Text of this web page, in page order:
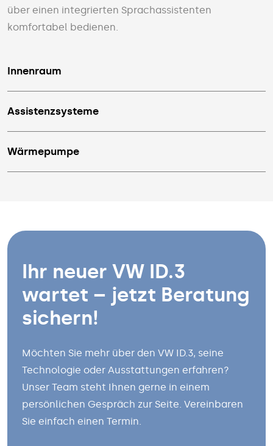
über einen integrierten Sprach­assistenten
komfortabel bedienen.
Innenraum
Assistenzsysteme
Wärmepumpe
Ihr neuer VW ID.3
wartet – jetzt Beratung
sichern!
Möchten Sie mehr über den VW ID.3, seine
Technologie oder Ausstattungen erfahren?
Unser Team steht Ihnen gerne in einem
persönlichen Gespräch zur Seite. Vereinbaren
Sie einfach einen Termin.